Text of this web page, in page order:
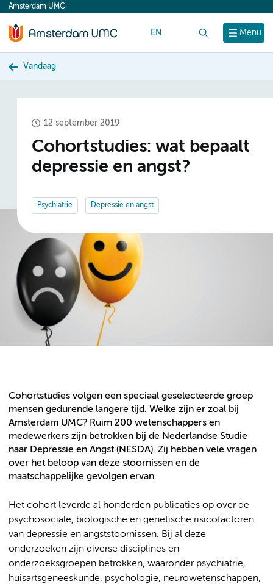
content
Menu
Amsterdam UMC
EN
Vandaag
12 september 2019
Cohortstudies: wat bepaalt
depressie en angst?
Psychiatrie Depressie en angst
Cohortstudies volgen een speciaal geselecteerde groep
mensen gedurende langere tijd. Welke zijn er zoal bij
Amsterdam UMC? Ruim 200 wetenschappers en
medewerkers zijn betrokken bij de Nederlandse Studie
naar Depressie en Angst (NESDA). Zij hebben vele vragen
over het beloop van deze stoornissen en de
maatschappelijke gevolgen ervan.
Het cohort leverde al honderden publicaties op over de
psychosociale, biologische en genetische risicofactoren
van depressie en angststoornissen. Bij al deze
onderzoeken zijn diverse disciplines en
onderzoeksgroepen betrokken, waaronder psychiatrie,
huisartsgeneeskunde, psychologie, neurowetenschappen,